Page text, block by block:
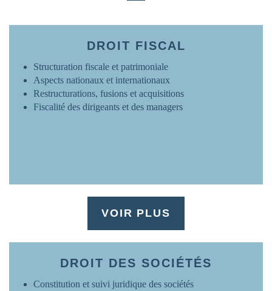
DROIT FISCAL
Structuration fiscale et patrimoniale
Aspects nationaux et internationaux
Restructurations, fusions et acquisitions
Fiscalité des dirigeants et des managers
VOIR PLUS
DROIT DES SOCIÉTÉS
Constitution et suivi juridique des sociétés